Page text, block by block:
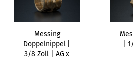
Messing
Doppelnippel |
3/8 Zoll | AG x
|